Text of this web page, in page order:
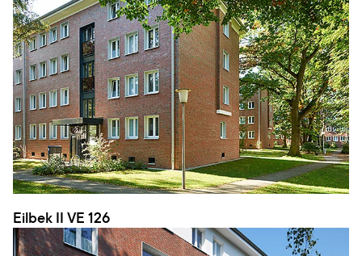
Eilbek II VE 126